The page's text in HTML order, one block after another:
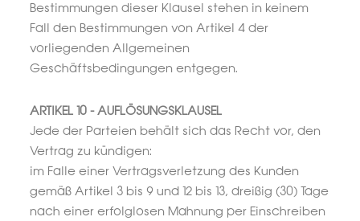
Bestimmungen dieser Klausel stehen in keinem
Fall den Bestimmungen von Artikel 4 der
vorliegenden Allgemeinen
Geschäftsbedingungen entgegen.
ARTIKEL 10 - AUFLÖSUNGSKLAUSEL
Jede der Parteien behält sich das Recht vor, den
Vertrag zu kündigen:
im Falle einer Vertragsverletzung des Kunden
gemäß Artikel 3 bis 9 und 12 bis 13, dreißig (30) Tage
nach einer erfolglosen Mahnung per Einschreiben